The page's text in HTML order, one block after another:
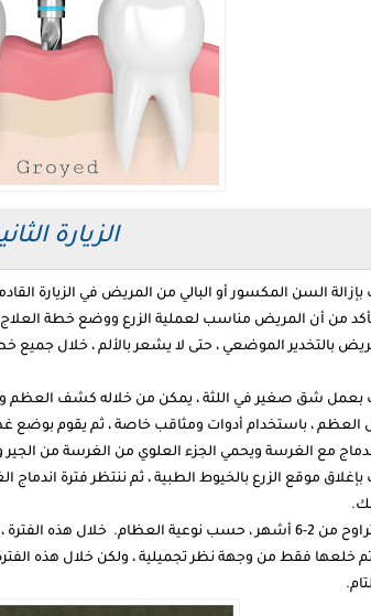
الزيارة
السن المكسور أو البالي من المريض في الزيارة
من أن المريض مناسب لعملية الزرع ووضع خطة
بالتخدير الموضعي ، حتى لا يشعر بالألم ، خلال
بعمل شق صغير في اللثة ، يمكن من خلاله كشف العظم
العظم ، باستخدام أدوات ومثاقب خاصة ، ثم يقوم بوضع
مع الغرسة ويحمي الجزء العلوي من الغرسة من
موقع الزرع بالخيوط الطبية ، ثم ننتظر فترة اندماج
هذه الفترة تتراوح من 2-6 أشهر ، حسب نوعية العظام.
تم خلعها فقط من وجهة نظر تجميلية ، ولكن خلال هذه